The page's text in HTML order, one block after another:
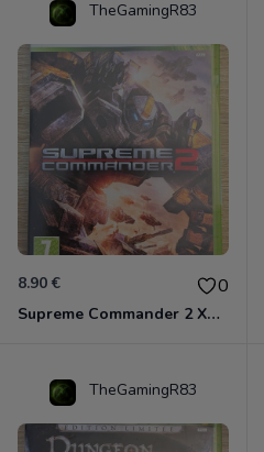
TheGamingR83
8.90 € 0
Supreme Commander 2 Xbox 360
TheGamingR83